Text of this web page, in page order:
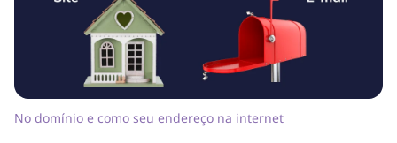
No domínio e como seu endereço na internet